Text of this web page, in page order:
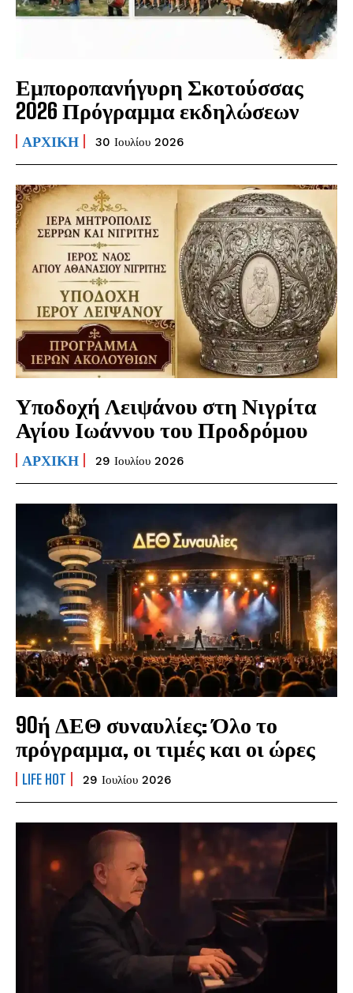
Εμποροπανήγυρη Σκοτούσσας
2026 Πρόγραμμα εκδηλώσεων
ΑΡΧΙΚΗ 30 Ιουλίου 2026
Υποδοχή Λειψάνου στη Νιγρίτα
Αγίου Ιωάννου του Προδρόμου
ΑΡΧΙΚΗ 29 Ιουλίου 2026
90ή ΔΕΘ συναυλίες: Όλο το
πρόγραμμα, οι τιμές και οι ώρες
LIFE HOT 29 Ιουλίου 2026